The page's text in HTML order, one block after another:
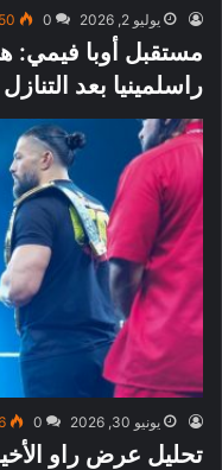
يوليو 2, 2026 0
مستقبل أوبا فيمي:
راسلمينيا بعد
يونيو 30, 2026 0
تحليل عرض راو